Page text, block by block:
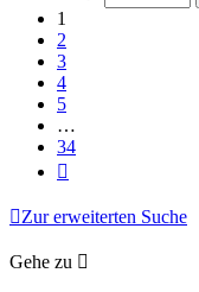
1
2
3
4
5
…
34
Zur erweiterten Suche
Gehe zu